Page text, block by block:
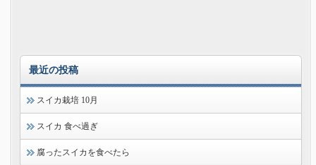
最近の投稿
スイカ栽培 10月
スイカ 食べ過ぎ
腐ったスイカを食べたら